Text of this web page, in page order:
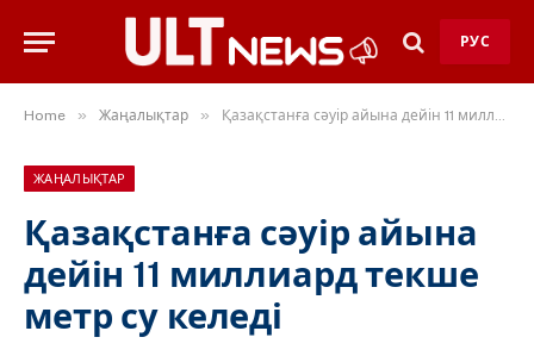
РУС
Home » Жаңалықтар » Қазақстанға сәуір айына дейін 11 миллиард текше метр су келеді
ЖАҢАЛЫҚТАР
Қазақстанға сәуір айына
дейін 11 миллиард текше
метр су келеді